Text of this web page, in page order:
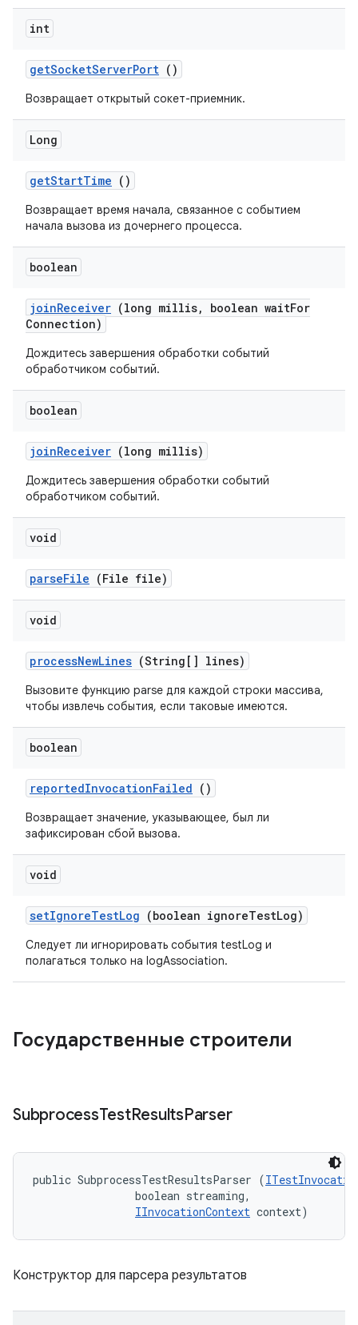
int
getSocketServerPort ()
Возвращает открытый сокет-приемник.
Long
getStartTime ()
Возвращает время начала, связанное с событием
начала вызова из дочернего процесса.
boolean
joinReceiver (long millis, boolean waitFor
Connection)
Дождитесь завершения обработки событий
обработчиком событий.
boolean
joinReceiver (long millis)
Дождитесь завершения обработки событий
обработчиком событий.
void
parseFile (File file)
void
processNewLines (String[] lines)
Вызовите функцию parse для каждой строки массива,
чтобы извлечь события, если таковые имеются.
boolean
reportedInvocationFailed ()
Возвращает значение, указывающее, был ли
зафиксирован сбой вызова.
void
setIgnoreTestLog (boolean ignoreTestLog)
Следует ли игнорировать события testLog и
полагаться только на logAssociation.
Государственные строители
SubprocessTestResultsParser
public SubprocessTestResultsParser (
                boolean streaming,
IInvocationContext context)
Конструктор для парсера результатов